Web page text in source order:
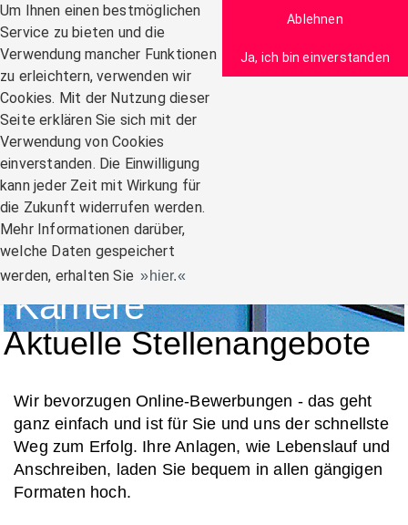
Um Ihnen einen bestmöglichen
Service zu bieten und die
Verwendung mancher Funktionen
zu erleichtern, verwenden wir
Cookies. Mit der Nutzung dieser
Seite erklären Sie sich mit der
Verwendung von Cookies
einverstanden. Die Einwilligung
kann jeder Zeit mit Wirkung für
die Zukunft widerrufen werden.
Mehr Informationen darüber,
welche Daten gespeichert
werden, erhalten Sie
hier.
Ablehnen
Ja, ich bin einverstanden
Zum Inhalt
Navigation:
Karriere
Aktuelle Stellenangebote
Wir bevorzugen Online-Bewerbungen - das geht
ganz einfach und ist für Sie und uns der schnellste
Weg zum Erfolg. Ihre Anlagen, wie Lebenslauf und
Anschreiben, laden Sie bequem in allen gängigen
Formaten hoch.